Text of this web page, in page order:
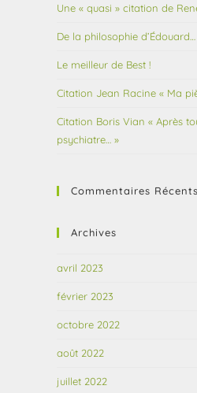
Une « quasi » citation de
De la philosophie d’Édouard…
Le meilleur de Best !
Citation Jean Racine « Ma
Citation Boris Vian « Après
psychiatre… »
Commentaires Récents
Archives
avril 2023
février 2023
octobre 2022
août 2022
juillet 2022